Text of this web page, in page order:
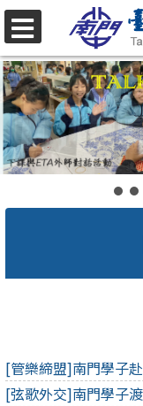
跳
至
主
要
內
容
選
單
[管樂締盟]南門學子
[弦歌外交]南門學子
[名揚海外]巾幗揮拍